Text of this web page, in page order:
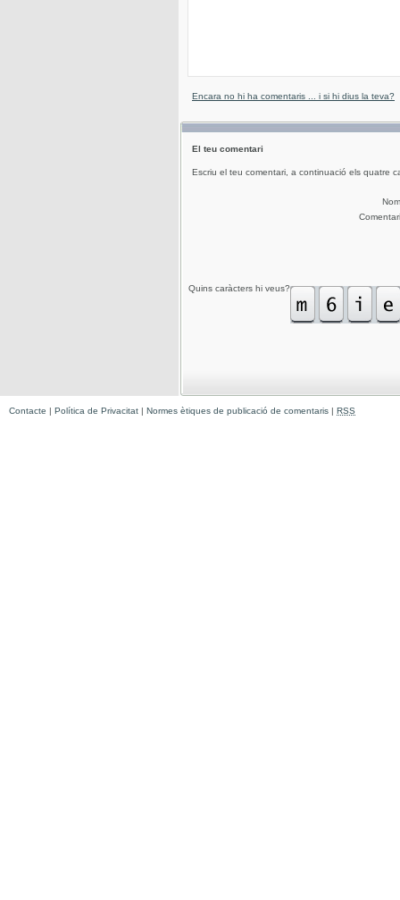
Encara no hi ha comentaris ... i si hi dius la teva?
El teu comentari
Escriu el teu comentari, a continuació els quatre
Nom
Comentari
Quins caràcters hi veus?
Contacte | Política de Privacitat | Normes ètiques de publicació de comentaris | RSS